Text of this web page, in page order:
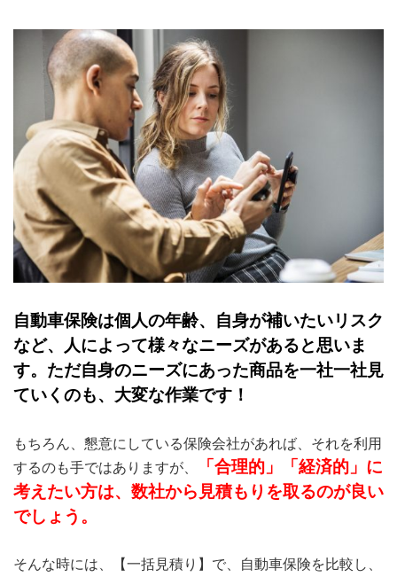
自動車保険は個人の年齢、自身が補いたいリスク
など、人によって様々なニーズがあると思いま
す。ただ自身のニーズにあった商品を一社一社見
ていくのも、大変な作業です！
もちろん、懇意にしている保険会社があれば、それを利用
するのも手ではありますが、
「合理的」「経済的」に
考えたい方は、数社から見積もりを取るのが良い
でしょう。
そんな時には、【一括見積り】で、自動車保険を比較し、